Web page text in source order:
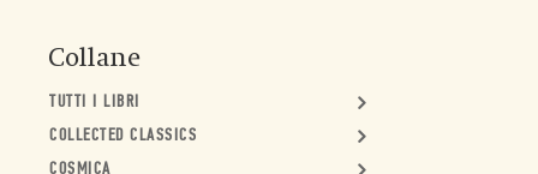
Collane
TUTTI I LIBRI
COLLECTED CLASSICS
COSMICA